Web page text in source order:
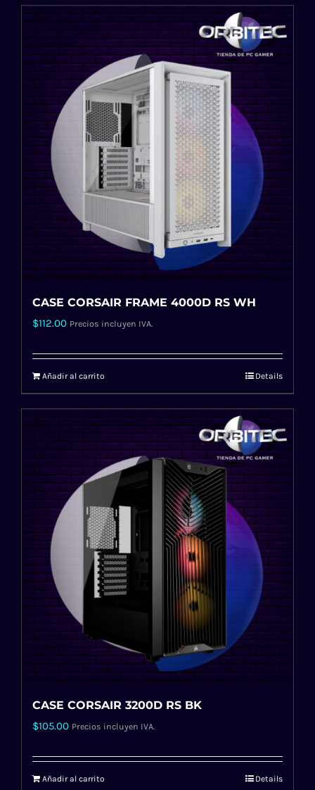
CASE CORSAIR FRAME 4000D RS WH
$112.00 Precios incluyen IVA.
Añadir al carrito Details
CASE CORSAIR 3200D RS BK
$105.00 Precios incluyen IVA.
Añadir al carrito Details